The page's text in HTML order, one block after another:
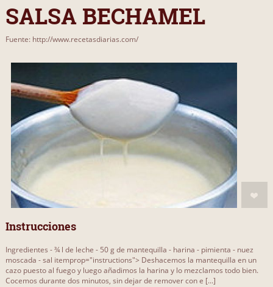
SALSA BECHAMEL
Fuente: http://www.recetasdiarias.com/
Instrucciones
Ingredientes - ¾ l de leche - 50 g de mantequilla - harina - pimienta - nuez
moscada - sal itemprop="instructions"> Deshacemos la mantequilla en un
cazo puesto al fuego y luego añadimos la harina y lo mezclamos todo bien.
Cocemos durante dos minutos, sin dejar de remover con e [...]